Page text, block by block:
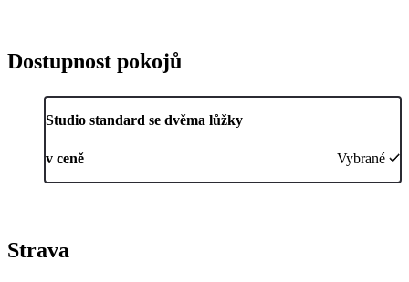
Dostupnost pokojů
Studio standard se dvěma lůžky
v ceně Vybrané
Strava